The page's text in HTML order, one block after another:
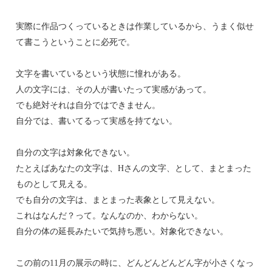
実際に作品つくっているときは作業しているから、うまく似せ
て書こうということに必死で。
文字を書いているという状態に憧れがある。
人の文字には、その人が書いたって実感があって。
でも絶対それは自分ではできません。
自分では、書いてるって実感を持てない。
自分の文字は対象化できない。
たとえばあなたの文字は、Hさんの文字、として、まとまった
ものとして見える。
でも自分の文字は、まとまった表象として見えない。
これはなんだ？って。なんなのか、わからない。
自分の体の延長みたいで気持ち悪い。対象化できない。
この前の11月の展示の時に、どんどんどんどん字が小さくなっ